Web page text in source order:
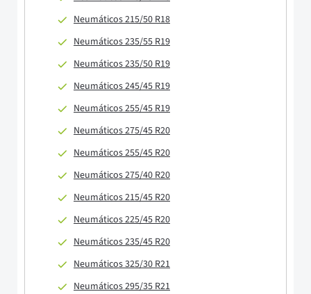
Neumáticos 215/50 R18
Neumáticos 235/55 R19
Neumáticos 235/50 R19
Neumáticos 245/45 R19
Neumáticos 255/45 R19
Neumáticos 275/45 R20
Neumáticos 255/45 R20
Neumáticos 275/40 R20
Neumáticos 215/45 R20
Neumáticos 225/45 R20
Neumáticos 235/45 R20
Neumáticos 325/30 R21
Neumáticos 295/35 R21